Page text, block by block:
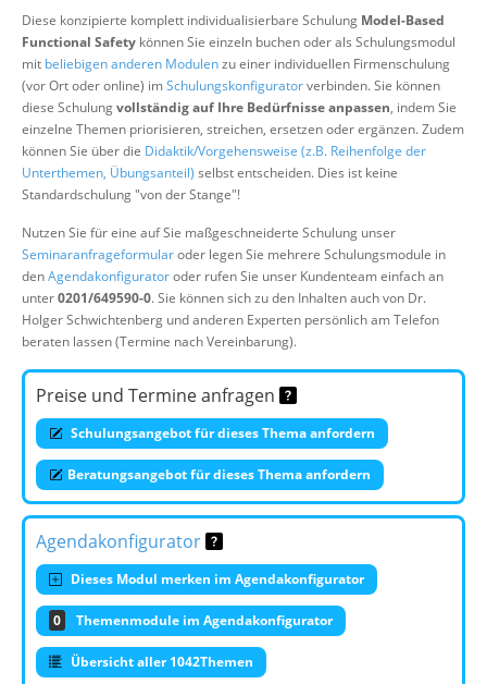
Über uns
Suche
Diese konzipierte komplett individualisierbare Schulung Model-Based
Functional Safety können Sie einzeln buchen oder als Schulungsmodul
mit beliebigen anderen Modulenzu einer individuellen Firmenschulung
(vor Ort oder online) imSchulungskonfiguratorverbinden. Sie können
diese Schulungvollständig auf Ihre Bedürfnisse anpassen, indem Sie
einzelne Themen priorisieren, streichen, ersetzen oder ergänzen. Zudem
können Sie über die Didaktik/Vorgehensweise (z.B. Reihenfolge der
Unterthemen, Übungsanteil) selbst entscheiden. Dies ist keine
Standardschulung "von der Stange"!
Nutzen Sie für eine auf Sie maßgeschneiderte Schulung unser
Seminaranfrageformularoder legen Sie mehrere Schulungsmodule in
denAgendakonfiguratoroder rufen Sie unser Kundenteam einfach an
unter0201/649590-0. Sie können sich zu den Inhalten auch von Dr.
Holger Schwichtenberg und anderen Experten persönlich am Telefon
beraten lassen (Termine nach Vereinbarung).
Preise und Termine anfragen
Schulungsangebot für dieses Thema anfordern
Beratungsangebot für dieses Thema anfordern
Agendakonfigurator
Dieses Modul merken im Agendakonfigurator
0 Themenmodule im Agendakonfigurator
Übersicht aller 1042Themen